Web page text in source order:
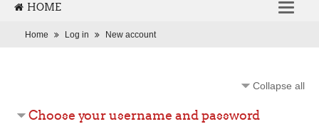
HOME
ENGLISH (EN)
Home Log in New account
Collapse all
Choose your username and password